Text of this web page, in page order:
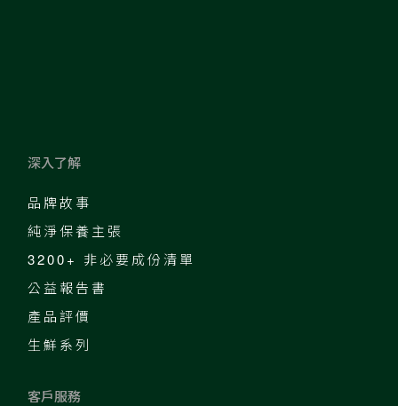
深入了解
品牌故事
純淨保養主張
3200+ 非必要成份清單
公益報告書
產品評價
生鮮系列
客戶服務